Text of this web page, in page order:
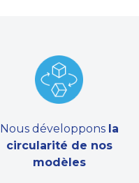
Nous développons la
circularité de nos
modèles